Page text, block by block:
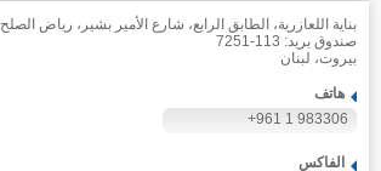
بناية اللعازرية، الطابق الرابع، شارع الأمير بشير، رياض الصلح
صندوق بريد: 113-7251
بيروت، لبنان
هاتف
+961 1 983306
الفاكس